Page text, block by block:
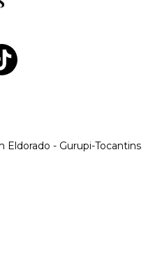
Eldorado - Gurupi-Tocantins